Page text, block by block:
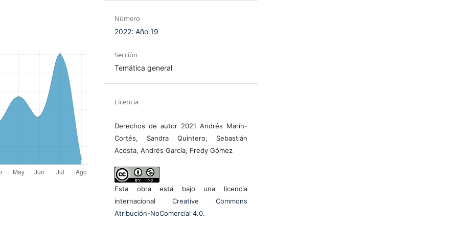
Número
2022: Año 19
Sección
Temática general
Licencia
Derechos de autor 2021 Andrés Marín-
Cortés, Sandra Quintero, Sebastián
Acosta, Andrés García, Fredy Gómez
Esta obra está bajo una licencia
internacional Creative Commons
Atribución-NoComercial 4.0.